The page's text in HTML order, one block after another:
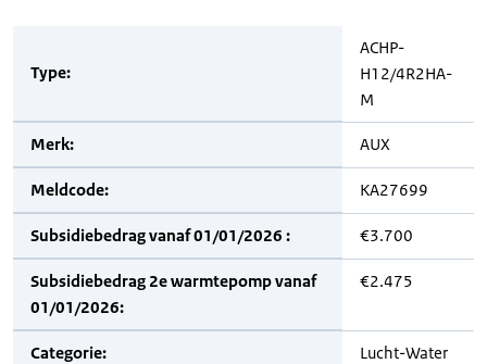
Type:
ACHP-
H12/4R2HA-
M
Merk: AUX
Meldcode: KA27699
Subsidiebedrag vanaf 01/01/2026 : €3.700
Subsidiebedrag 2e warmtepomp vanaf
01/01/2026:
€2.475
Categorie: Lucht-Water